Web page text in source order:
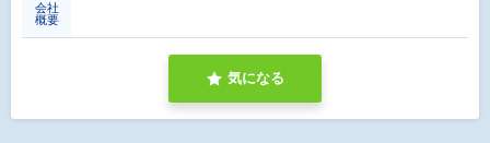
会社
概要
気になる